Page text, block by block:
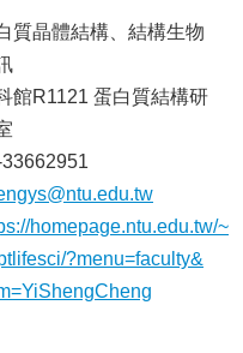
質晶體結構、結構生物
館R1121 蛋白質結構研
homepage.ntu.edu.tw/~
?menu=faculty&